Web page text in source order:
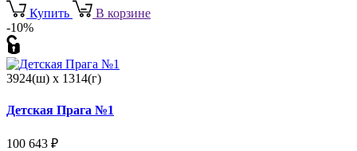
Купить
В корзине
-10%
3924(ш) x 1314(г)
Детская Прага №1
100 643 ₽